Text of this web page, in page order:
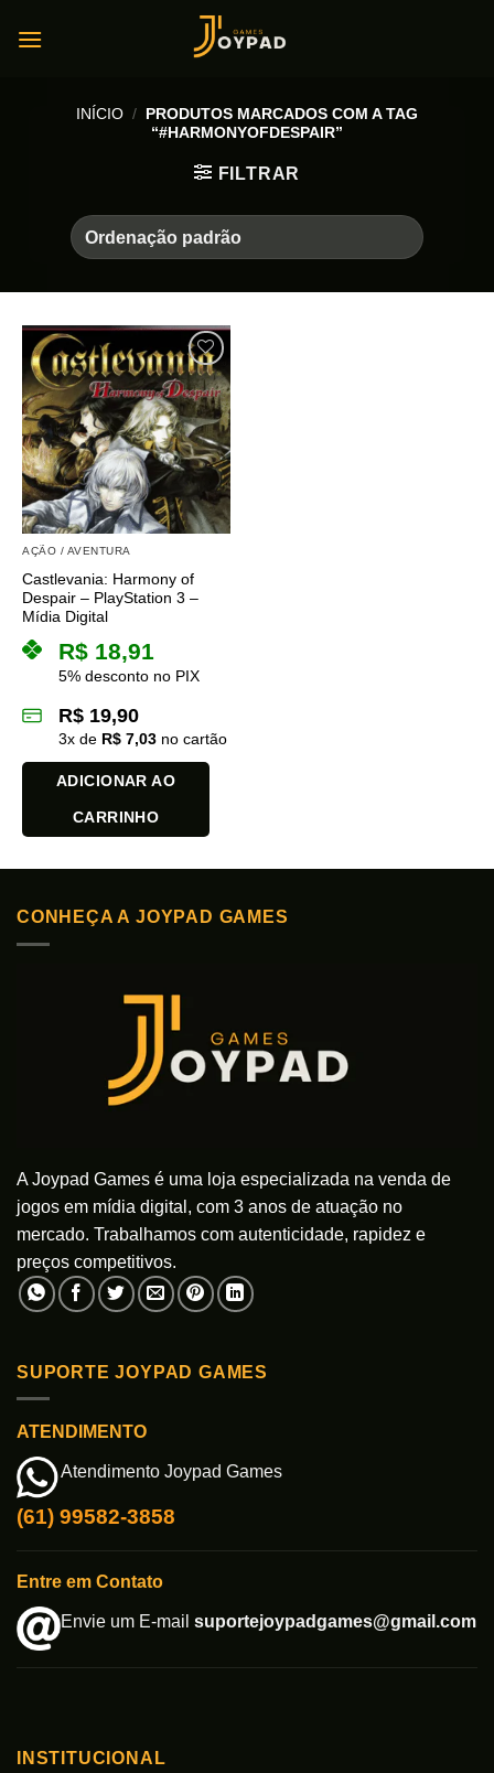
INÍCIO / PRODUTOS MARCADOS COM A TAG
“#HARMONYOFDESPAIR”
FILTRAR
AÇÃO / AVENTURA
Castlevania: Harmony of
Despair – PlayStation 3 –
Mídia Digital
R$ 18,91
5% desconto no PIX
R$ 19,90
3x de R$ 7,03 no cartão
ADICIONAR AO
CARRINHO
CONHEÇA A JOYPAD GAMES
A Joypad Games é uma loja especializada na venda de
jogos em mídia digital, com 3 anos de atuação no
mercado. Trabalhamos com autenticidade, rapidez e
preços competitivos.
SUPORTE JOYPAD GAMES
ATENDIMENTO
Atendimento Joypad Games
(61) 99582-3858
Entre em Contato
Envie um E-mail suportejoypadgames@gmail.com
INSTITUCIONAL